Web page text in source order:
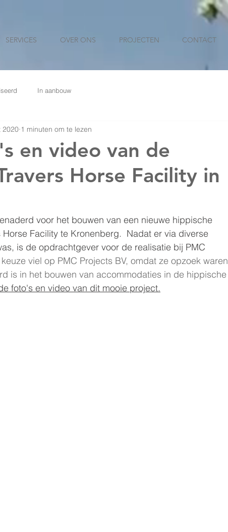
SERVICES OVER ONS PROJECTEN CONTACT
In aanbouw
en video van de
Horse Facility in
2020 1 minuten om te lezen
voor het bouwen van een nieuwe hippische
Facility te Kronenberg.  Nadat er via diverse
is de opdrachtgever voor de realisatie bij PMC
viel op PMC Projects BV, omdat ze opzoek waren
is in het bouwen van accommodaties in de hippische
foto's en video van dit mooie project.